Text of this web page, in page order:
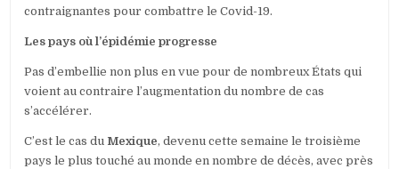
contraignantes pour combattre le Covid-19.
Les pays où l’épidémie progresse
Pas d’embellie non plus en vue pour de nombreux États qui
voient au contraire l’augmentation du nombre de cas
s’accélérer.
C’est le cas du Mexique, devenu cette semaine le troisième
pays le plus touché au monde en nombre de décès, avec près